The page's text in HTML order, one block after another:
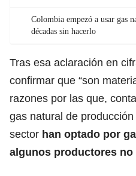
Colombia empezó a usar gas
décadas sin hacerlo
Tras esa aclaración en
confirmar que “son
razones por las que,
gas natural de
sector han optado por
algunos productores